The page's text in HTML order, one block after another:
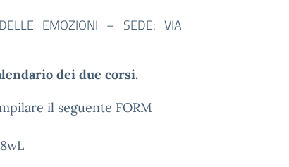
EMOZIONI – SEDE: VIA
dei due corsi.
il seguente FORM